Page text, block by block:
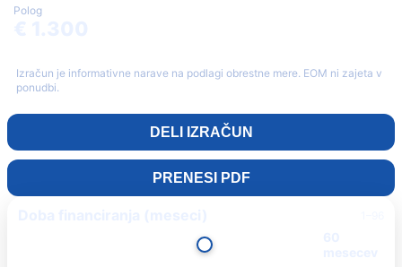
Polog
Izračun je informativne narave na podlagi obrestne mere. EOM ni zajeta v
ponudbi.
DELI IZRAČUN
PRENESI PDF